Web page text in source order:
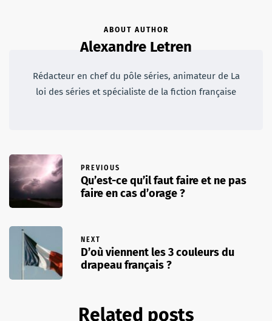
ABOUT AUTHOR
Alexandre Letren
Rédacteur en chef du pôle séries, animateur de La
loi des séries et spécialiste de la fiction française
PREVIOUS
Qu’est-ce qu’il faut faire et ne pas
faire en cas d’orage ?
NEXT
D’où viennent les 3 couleurs du
drapeau français ?
Related posts